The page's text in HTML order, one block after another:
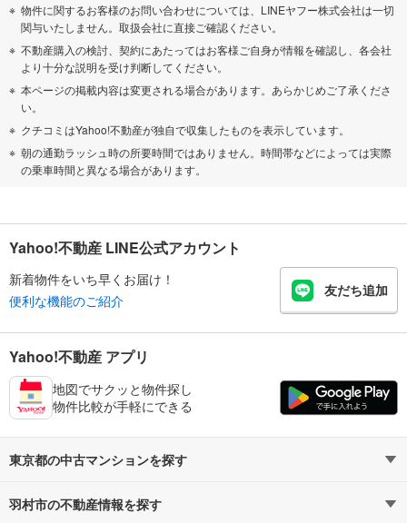
物件に関するお客様のお問い合わせについては、LINEヤフー株式会社は一切
関与いたしません。取扱会社に直接ご確認ください。
不動産購入の検討、契約にあたってはお客様ご自身が情報を確認し、各会社
より十分な説明を受け判断してください。
本ページの掲載内容は変更される場合があります。あらかじめご了承くださ
い。
クチコミはYahoo!不動産が独自で収集したものを表示しています。
朝の通勤ラッシュ時の所要時間ではありません。時間帯などによっては実際
の乗車時間と異なる場合があります。
Yahoo!不動産 LINE公式アカウント
新着物件をいち早くお届け！
便利な機能のご紹介
友だち追加
Yahoo!不動産 アプリ
地図でサクッと物件探し
物件比較が手軽にできる
東京都の中古マンションを探す
路線・駅から探す
羽村市の不動産情報を探す